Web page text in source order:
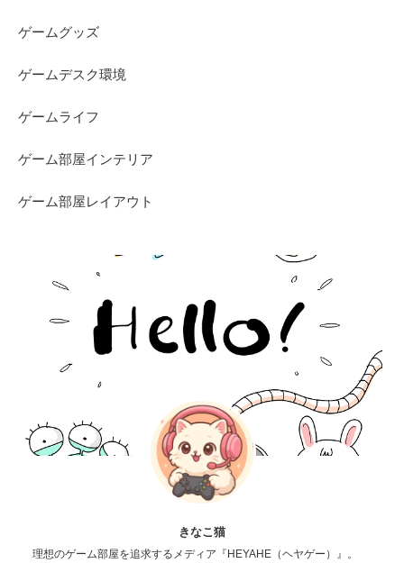
ゲームグッズ
ゲームデスク環境
ゲームライフ
ゲーム部屋インテリア
ゲーム部屋レイアウト
きなこ猫
理想のゲーム部屋を追求するメディア『HEYAHE（ヘヤゲー）』。